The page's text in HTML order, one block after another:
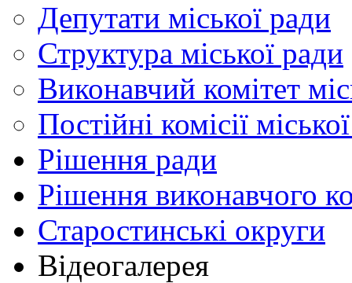
Депутати міської ради
Структура міської ради
Виконавчий комітет
Постійні комісії
Рішення ради
Рішення виконавчого
Старостинські округи
Відеогалерея